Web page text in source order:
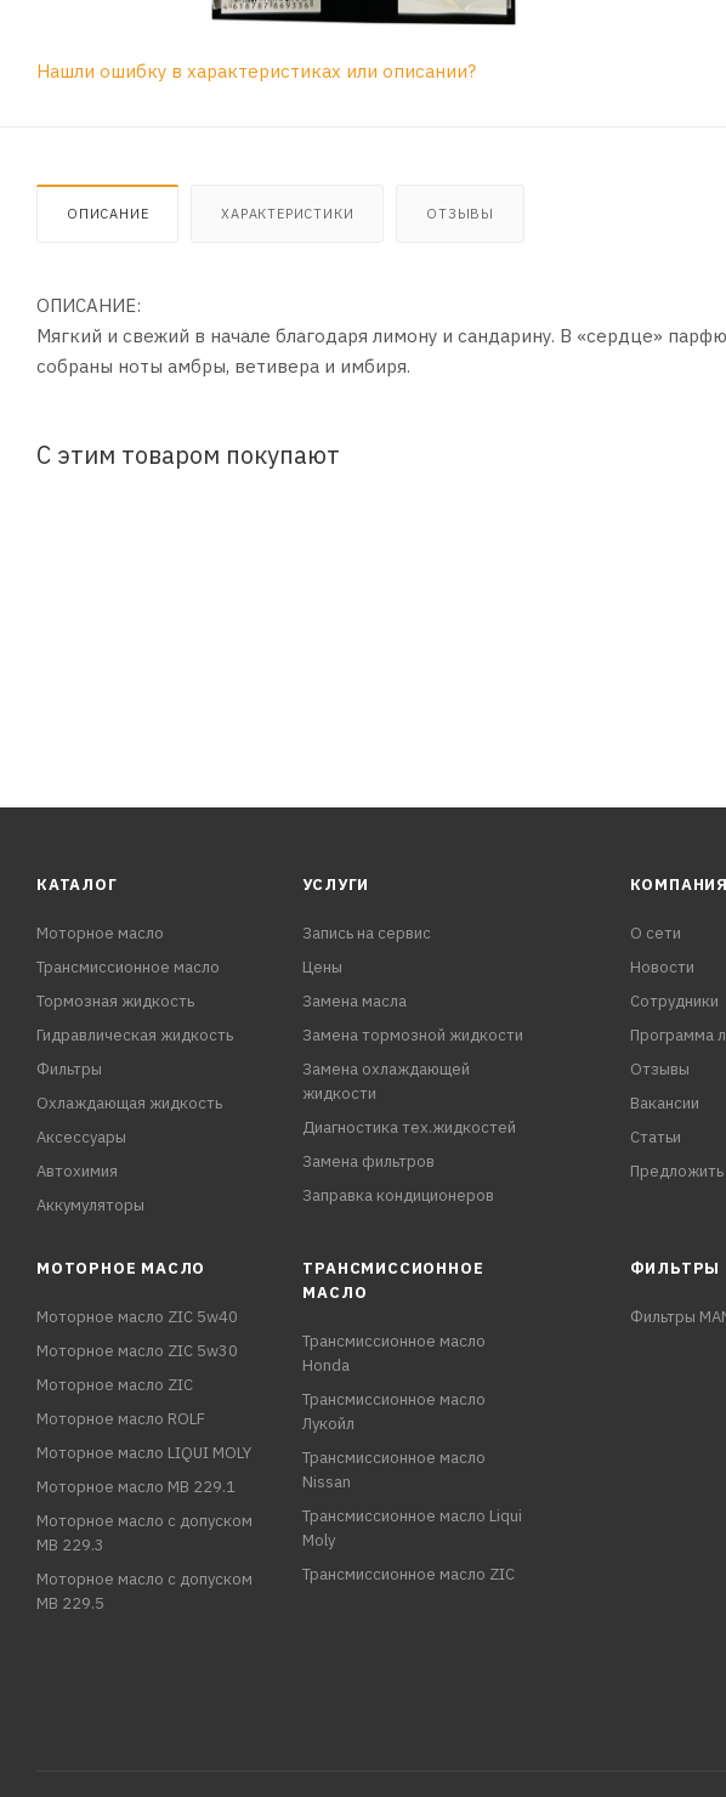
Нашли ошибку в характеристиках или описании?
ОПИСАНИЕ ХАРАКТЕРИСТИКИ ОТЗЫВЫ
ОПИСАНИЕ:
Мягкий и свежий в начале благодаря лимону и сандарину. В «сердце»
собраны ноты амбры, ветивера и имбиря.
С этим товаром покупают
КАТАЛОГ
Моторное масло
Трансмиссионное масло
Тормозная жидкость
Гидравлическая жидкость
Фильтры
Охлаждающая жидкость
Аксессуары
Автохимия
Аккумуляторы
УСЛУГИ
Запись на сервис
Цены
Замена масла
Замена тормозной жидкости
Замена охлаждающей
жидкости
Диагностика тех.жидкостей
Замена фильтров
Заправка кондиционеров
КОМПАНИЯ
О сети
Новости
Сотрудники
Программа
Отзывы
Вакансии
Статьи
МОТОРНОЕ МАСЛО
Моторное масло ZIC 5w40
Моторное масло ZIC 5w30
Моторное масло ZIC
Моторное масло ROLF
Моторное масло LIQUI MOLY
Моторное масло MB 229.1
Моторное масло с допуском
MB 229.3
Моторное масло с допуском
MB 229.5
ТРАНСМИССИОННОЕ
МАСЛО
Трансмиссионное масло
Honda
Трансмиссионное масло
Лукойл
Трансмиссионное масло
Nissan
Трансмиссионное масло Liqui
Moly
Трансмиссионное масло ZIC
ФИЛЬТРЫ
Фильтры